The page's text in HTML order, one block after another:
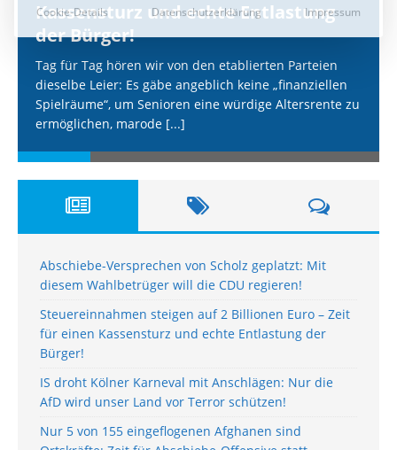
Kassensturz und echte Entlastung
der Bürger!
Tag für Tag hören wir von den etablierten Parteien
dieselbe Leier: Es gäbe angeblich keine „finanziellen
Spielräume“, um Senioren eine würdige Altersrente zu
ermöglichen, marode [...]
Abschiebe-Versprechen von Scholz geplatzt: Mit
diesem Wahlbetrüger will die CDU regieren!
Steuereinnahmen steigen auf 2 Billionen Euro – Zeit
für einen Kassensturz und echte Entlastung der
Bürger!
IS droht Kölner Karneval mit Anschlägen: Nur die
AfD wird unser Land vor Terror schützen!
Nur 5 von 155 eingeflogenen Afghanen sind